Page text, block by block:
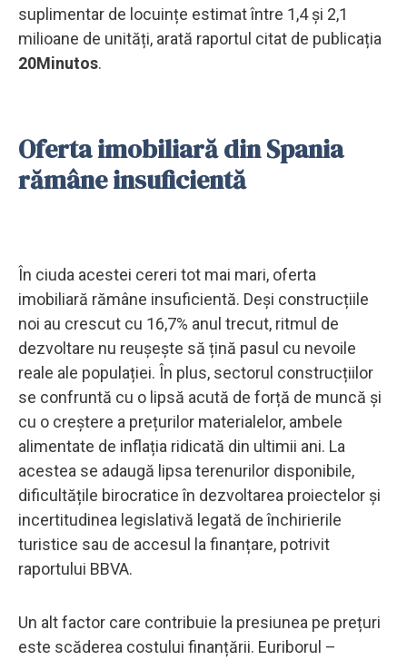
suplimentar de locuințe estimat între 1,4 și 2,1
milioane de unități, arată raportul citat de publicația
20Minutos.
Oferta imobiliară din Spania
rămâne insuficientă
În ciuda acestei cereri tot mai mari, oferta
imobiliară rămâne insuficientă. Deși construcțiile
noi au crescut cu 16,7% anul trecut, ritmul de
dezvoltare nu reușește să țină pasul cu nevoile
reale ale populației. În plus, sectorul construcțiilor
se confruntă cu o lipsă acută de forță de muncă și
cu o creștere a prețurilor materialelor, ambele
alimentate de inflația ridicată din ultimii ani. La
acestea se adaugă lipsa terenurilor disponibile,
dificultățile birocratice în dezvoltarea proiectelor și
incertitudinea legislativă legată de închirierile
turistice sau de accesul la finanțare, potrivit
raportului BBVA.
Un alt factor care contribuie la presiunea pe prețuri
este scăderea costului finanțării. Euriborul –